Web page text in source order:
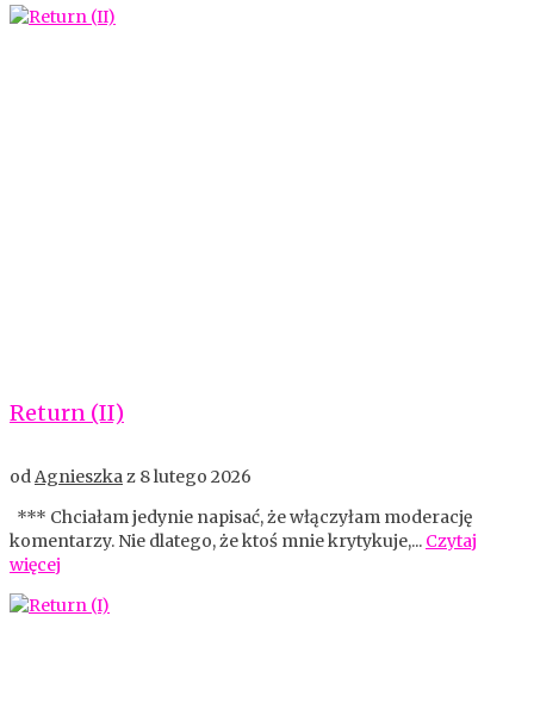
Return (II)
odAgnieszkaz 8 lutego 2026
*** Chciałam jedynie napisać, że włączyłam moderację
komentarzy. Nie dlatego, że ktoś mnie krytykuje,... Czytaj
więcej